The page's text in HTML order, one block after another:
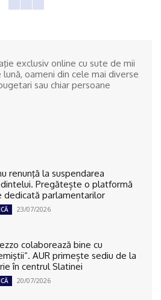
exclusiv online cu sute de mii
oameni din cele mai diverse
sau chiar persoane
renunţă la suspendarea
Pregătește o platformă
dedicată parlamentarilor
23/07/2026
colaborează bine cu
AUR primește sediu de la
în centrul Slatinei
20/07/2026